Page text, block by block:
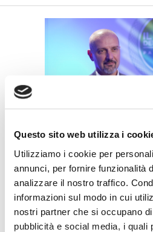
Questo sito web utilizza i
Utilizziamo i cookie per
annunci, per fornire funzionalità
analizzare il nostro traffico.
informazioni sul modo in cui
nostri partner che si occupano
pubblicità e social media, i quali
IL SALONE DEI PAGAMENTI
Aguggini (Intesa
laboratorio di AI a
banca
di Flavio Padovan, Maddalena
Science...